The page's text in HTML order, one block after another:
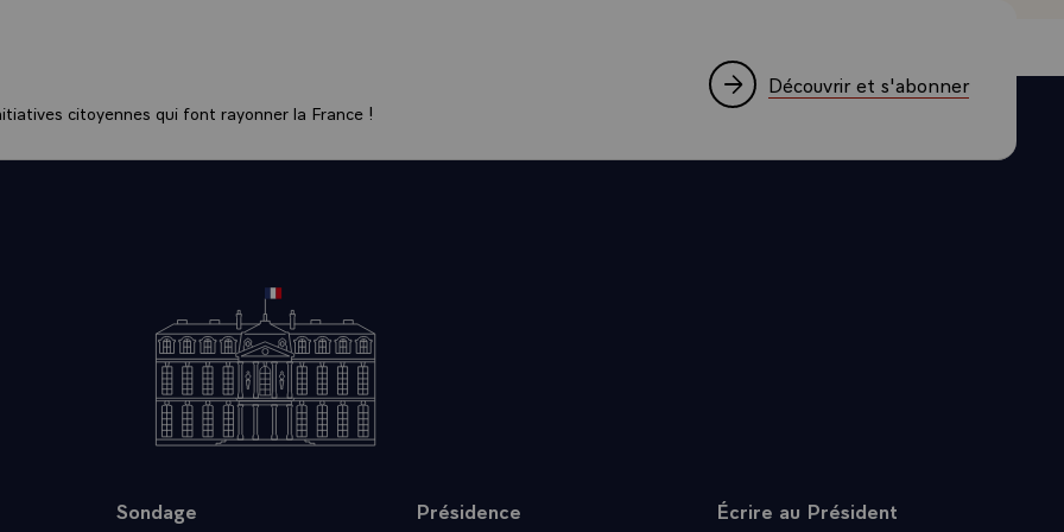
L'avenir, il est même le présent et pour moi le grand chantier du
l'orgueil d'entreprendre, la volonté aussi avec le plus possible de
Un pays déchiré peut avoir du mal à affronter la concurrence
les échéances de l'an 2000 ?
Pourquoi resterait-il déchiré ? Nous allons en finir avec cette
ont pris conscience de l'importance des enjeux, ils savent que cet enjeu
formée aux métiers qu'elle fera, plaçant notre pays comme il l'est déjà
grande ambition, en tout cas c'est la mienne.\
citoyennes qui font rayonner la France !
Découvrir et s'abonner
Sondage Présidence Écrire au Président